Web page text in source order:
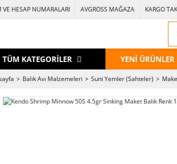
VE HESAP NUMARALARI AVGROSS MAĞAZA KARGO
TÜM KATEGORİLER YENİ ÜRÜNLER
Balık Avı Malzemeleri Suni Yemler (Sahteler)